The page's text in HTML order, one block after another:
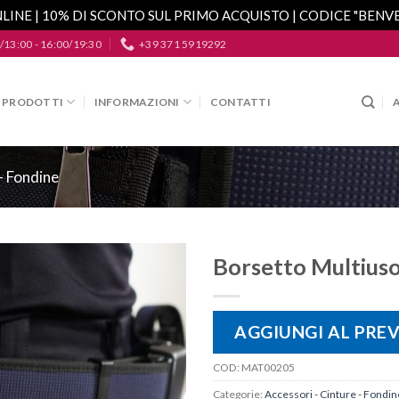
| 10% DI SCONTO SUL PRIMO ACQUISTO | CODICE
13:00 - 16:00/19:30 +39 371 5919292
PRODOTTI INFORMAZIONI CONTATTI
Fondine
Aggiungi
alla lista
dei
desideri
Borsetto
AGGIUNGI AL
COD: MAT00205
Categorie: Accessori - Cinture -